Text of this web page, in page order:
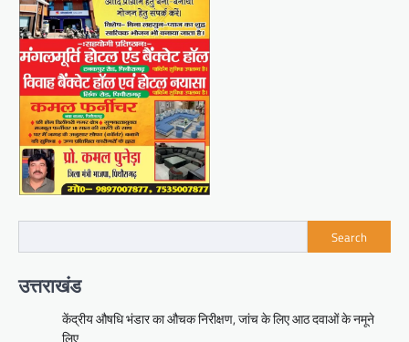
Search
उत्तराखंड
केंद्रीय औषधि भंडार का औचक निरीक्षण, जांच के लिए आठ दवाओं के नमूने
लिए